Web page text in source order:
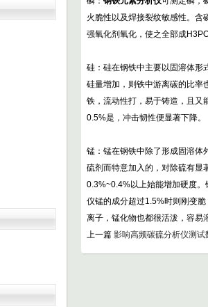
火脆性以及焊接裂纹敏感性。含
强氧化剂氧化，使之全部成
硅：硅在钢铁中主要以固溶体形
硅量增加，则铁中游离碳的比率
铁，流动性打，易于铸造，且又
0.5%是，冲击韧性便显著下降。
锰：锰在钢铁中除了形成固溶体
硫剂而特意加入的，对除硫有显
0.3%~0.4%以上始能增加硬度
仪锰的成分超过1.5%时则刚变
离子，锰化物也都很活泼，容易
上一篇 影响高频碳硫分析仪测试